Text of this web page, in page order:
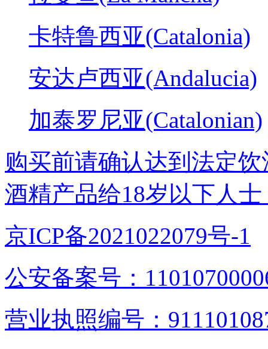
卡特鲁西亚(Catalonia)
安达卢西亚(Andalucia)
加泰罗尼亚(Catalonian)
购买前请确认达到法定
酒精产品给18岁以下人士
京ICP备2021022079号-1
公安备案号：
营业执照编号：